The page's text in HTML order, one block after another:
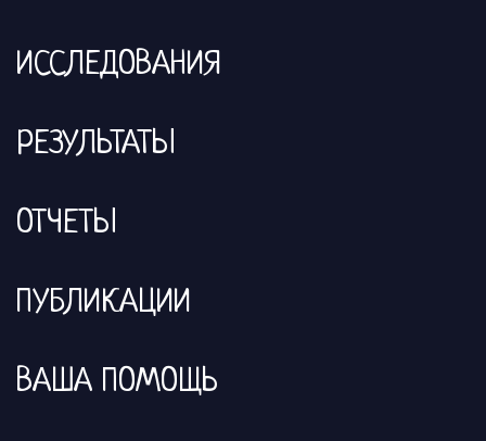
ИССЛЕДОВАНИЯ
РЕЗУЛЬТАТЫ
ОТЧЕТЫ
ПУБЛИКАЦИИ
ВАША ПОМОЩЬ